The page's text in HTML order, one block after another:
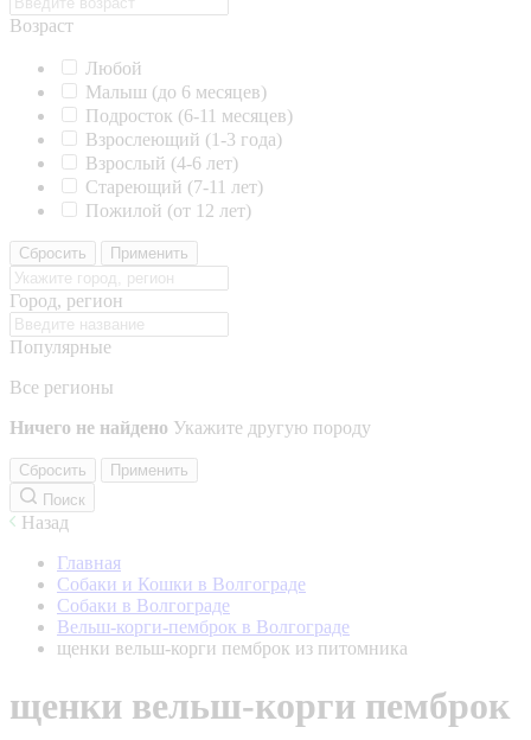
Возраст
Любой
Малыш (до 6 месяцев)
Подросток (6-11 месяцев)
Взрослеющий (1-3 года)
Взрослый (4-6 лет)
Стареющий (7-11 лет)
Пожилой (от 12 лет)
Сбросить Применить
Город, регион
Популярные
Все регионы
Ничего не найдено Укажите другую породу
Сбросить
Применить
Поиск
Назад
Главная
Собаки и Кошки в Волгограде
Собаки в Волгограде
Вельш-корги-пемброк в Волгограде
щенки вельш-корги пемброк из питомника
щенки вельш-корги пемброк